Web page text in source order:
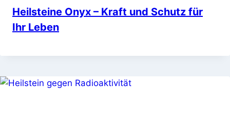
Heilsteine Onyx – Kraft und Schutz für
Ihr Leben